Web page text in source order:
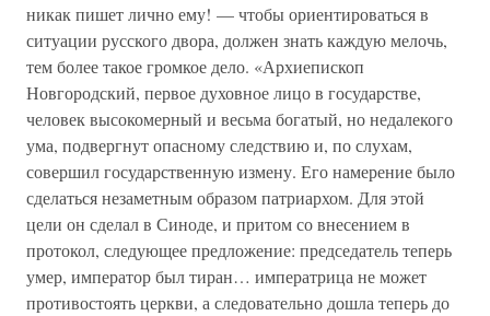
никак пишет лично ему! — чтобы ориентироваться в
ситуации русского двора, должен знать каждую мелочь,
тем более такое громкое дело. «Архиепископ
Новгородский, первое духовное лицо в государстве,
человек высокомерный и весьма богатый, но недалекого
ума, подвергнут опасному следствию и, по слухам,
совершил государственную измену. Его намерение было
сделаться незаметным образом патриархом. Для этой
цели он сделал в Синоде, и притом со внесением в
протокол, следующее предложение: председатель теперь
умер, император был тиран… императрица не может
противостоять церкви, а следовательно дошла теперь до